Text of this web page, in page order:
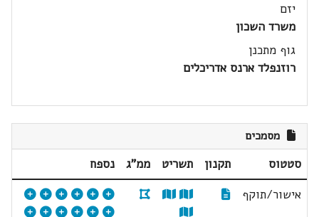
יזם
משרד השכון
גוף מתכנן
רוזנפלד ארנס אדריכלים
מסמכים
סטטוס תקנון תשריט ממ"ג
נספח
אישור/תוקף